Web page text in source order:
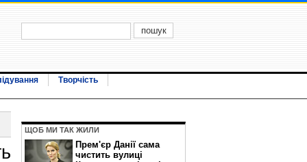
Творчість
ЩОБ МИ ТАК ЖИЛИ
Прем'єр Данії сама
чистить вулиці